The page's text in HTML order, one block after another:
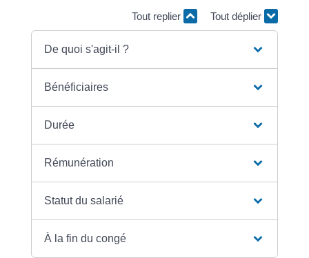
Tout replier Tout déplier
De quoi s'agit-il ?
Bénéficiaires
Durée
Rémunération
Statut du salarié
À la fin du congé